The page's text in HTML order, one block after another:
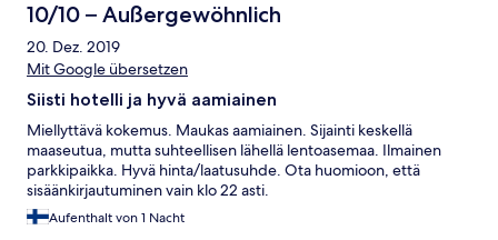
10/10 – Außergewöhnlich
20. Dez. 2019
Mit Google übersetzen
Siisti hotelli ja hyvä aamiainen
Miellyttävä kokemus. Maukas aamiainen. Sijainti keskellä
maaseutua, mutta suhteellisen lähellä lentoasemaa. Ilmainen
parkkipaikka. Hyvä hinta/laatusuhde. Ota huomioon, että
sisäänkirjautuminen vain klo 22 asti.
Aufenthalt von 1 Nacht